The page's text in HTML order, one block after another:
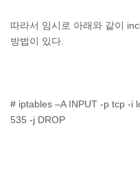
따라서 임시로 아래와 같이
방법이 있다.
# iptables –A INPUT -p tcp -i
535 -j DROP